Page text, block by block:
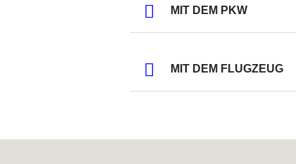
MIT DEM PKW
MIT DEM FLUGZEUG